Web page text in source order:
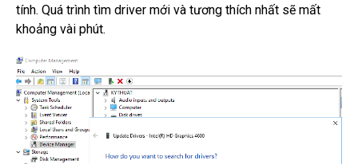
tính. Quá trình tìm driver mới và tương thích nhất sẽ mất
khoảng vài phút.